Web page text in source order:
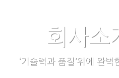
회사소
‘기술력과 품질’위에 완벽